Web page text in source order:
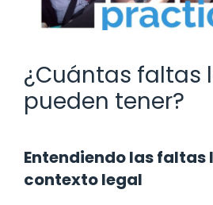
¿Cuántas faltas
pueden tener?
Entendiendo las faltas
contexto legal